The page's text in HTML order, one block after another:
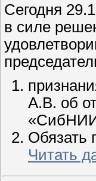
Сегодня
в силе
А.В. об
Обязать
Читать